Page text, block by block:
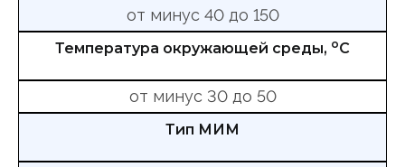
от минус 40 до 150
Температура окружающей среды, оС
от минус 30 до 50
Тип МИМ